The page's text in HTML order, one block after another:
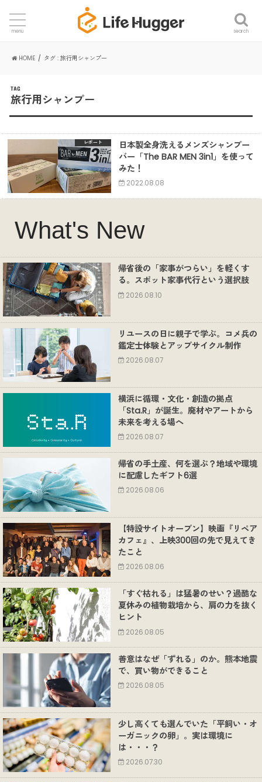
search
menu
HOME タグ : 旅行用シャンプー
TAG
旅行用シャンプー
レポート
日本製全身洗えるメンズシャンプー
バー「The BAR MEN 3in1」を使って
みた！
2022.08.08
What's New
帰省後の「家事がつらい」を軽くす
る。スポット家事代行という選択肢
2026.08.10
リユースの日に親子で学ぶ。コメ兵の
鑑定士体験とアップサイクル制作
2026.08.07
横浜に循環・文化・創造の拠点
「Sta.R」が誕生。廃材やアートから
未来を考える場へ
2026.08.07
帰省の手土産、何を選ぶ？地域や環境
に配慮したギフト6選
2026.08.06
【特設サイトオープン】映画『リペア
カフェ』、上映300回の先で見えてき
たこと
2026.08.06
「すぐ枯れる」は猛暑のせい？過酷な
夏休みの植物栽培から、肩の力を抜く
ヒント
2026.08.05
善意はなぜ「ずれる」のか。熊本地震
で、買い物ができること
2026.08.05
少し高くても選んでいた「平飼い・オ
ーガニックの卵」。実は環境に
は・・・？
2026.07.30